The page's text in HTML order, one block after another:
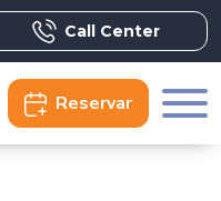
Call Center
Reservar